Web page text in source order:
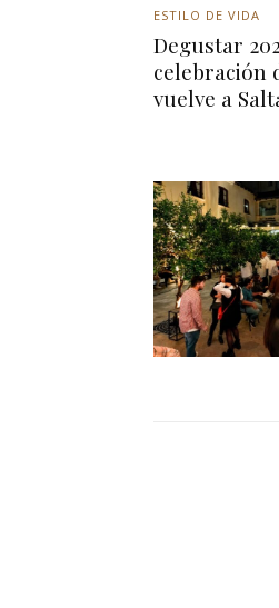
ESTILO DE VIDA
Degustar
celebración
vuelve a